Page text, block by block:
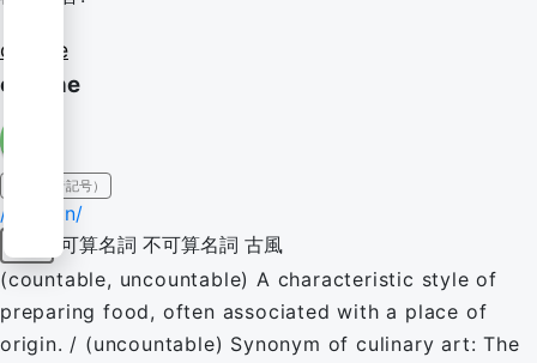
cuisine
cuisine
IPA（発音記号）
/kwɪˈziːn/
可算名詞 不可算名詞 古風
(countable, uncountable) A characteristic style of
preparing food, often associated with a place of
origin. / (uncountable) Synonym of culinary art: The